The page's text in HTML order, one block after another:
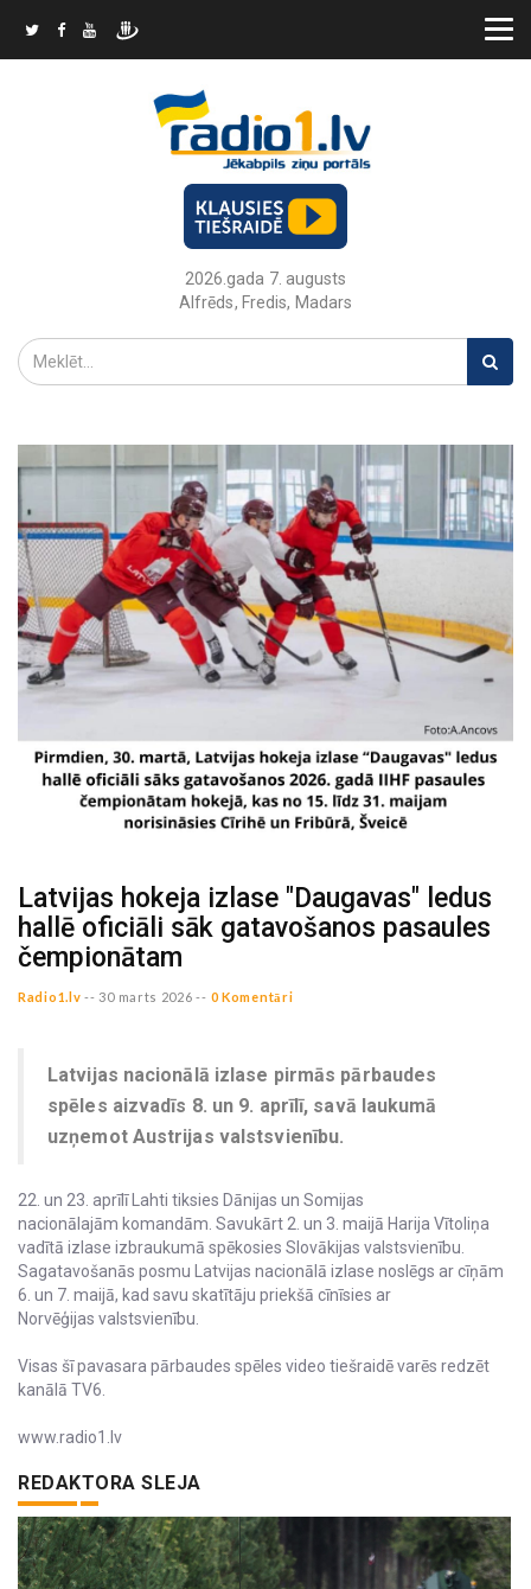
2026.gada 7. augusts
Alfrēds, Fredis, Madars
Latvijas hokeja izlase "Daugavas" ledus
hallē oficiāli sāk gatavošanos pasaules
čempionātam
Radio1.lv -- 30 marts 2026 -- 0 Komentāri
Latvijas nacionālā izlase pirmās pārbaudes
spēles aizvadīs 8. un 9. aprīlī, savā laukumā
uzņemot Austrijas valstsvienību.
22. un 23. aprīlī Lahti tiksies Dānijas un Somijas
nacionālajām komandām. Savukārt 2. un 3. maijā Harija Vītoliņa
vadītā izlase izbraukumā spēkosies Slovākijas valstsvienību.
Sagatavošanās posmu Latvijas nacionālā izlase noslēgs ar cīņām
6. un 7. maijā, kad savu skatītāju priekšā cīnīsies ar
Norvēģijas valstsvienību.
Visas šī pavasara pārbaudes spēles video tiešraidē varēs redzēt
kanālā TV6.
www.radio1.lv
REDAKTORA SLEJA